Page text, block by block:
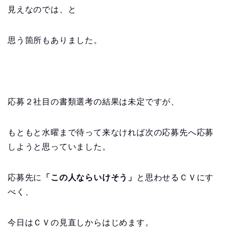
見えなのでは、と
思う箇所もありました。
応募２社目の書類選考の結果は未定ですが、
もともと水曜まで待って来なければ次の応募先へ応募
しようと思っていました。
応募先に 「この人ならいけそう」
と思わせるＣＶにす
べく、
今日はＣＶの見直しからはじめます。